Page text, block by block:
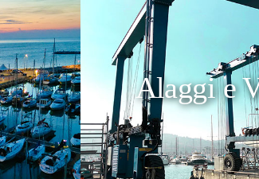
Alaggi e